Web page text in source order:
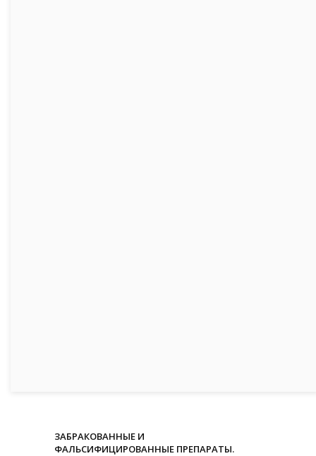
ЗАБРАКОВАННЫЕ И
ФАЛЬСИФИЦИРОВАННЫЕ ПРЕПАРАТЫ.